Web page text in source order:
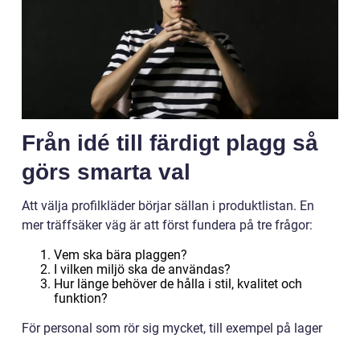
Från idé till färdigt plagg så
görs smarta val
Att välja profilkläder börjar sällan i produktlistan. En
mer träffsäker väg är att först fundera på tre frågor:
Vem ska bära plaggen?
I vilken miljö ska de användas?
Hur länge behöver de hålla i stil, kvalitet och
funktion?
För personal som rör sig mycket, till exempel på lager